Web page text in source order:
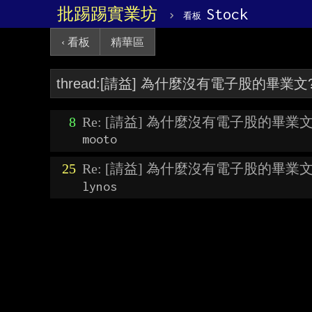
批踢踢實業坊 › 看板 Stock
‹ 看板 精華區
8 Re: [請益] 為什麼沒有電子股的畢業
mooto
25 Re: [請益] 為什麼沒有電子股的畢業
lynos